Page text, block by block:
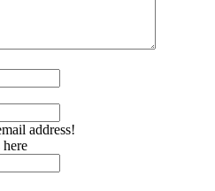
address!
here